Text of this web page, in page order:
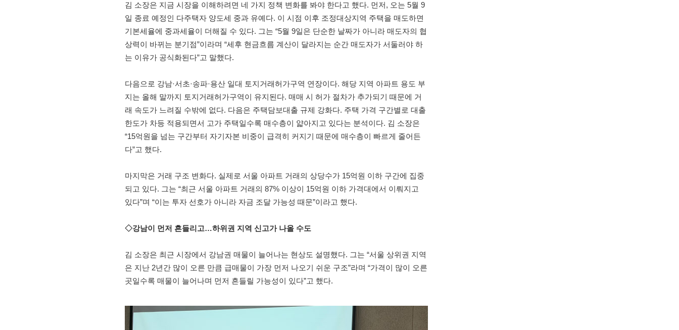
김 소장은 지금 시장을 이해하려면 네 가지 정책 변화를 봐야 한다고 했다. 먼저, 오는 5월 9
일 종료 예정인 다주택자 양도세 중과 유예다. 이 시점 이후 조정대상지역 주택을 매도하면
기본세율에 중과세율이 더해질 수 있다. 그는 “5월 9일은 단순한 날짜가 아니라 매도자의 협
상력이 바뀌는 분기점”이라며 “세후 현금흐름 계산이 달라지는 순간 매도자가 서둘러야 하
는 이유가 공식화된다”고 말했다.
다음으로 강남·서초·송파·용산 일대 토지거래허가구역 연장이다. 해당 지역 아파트 용도 부
지는 올해 말까지 토지거래허가구역이 유지된다. 매매 시 허가 절차가 추가되기 때문에 거
래 속도가 느려질 수밖에 없다. 다음은 주택담보대출 규제 강화다. 주택 가격 구간별로 대출
한도가 차등 적용되면서 고가 주택일수록 매수층이 얇아지고 있다는 분석이다. 김 소장은
“15억원을 넘는 구간부터 자기자본 비중이 급격히 커지기 때문에 매수층이 빠르게 줄어든
다”고 했다.
마지막은 거래 구조 변화다. 실제로 서울 아파트 거래의 상당수가 15억원 이하 구간에 집중
되고 있다. 그는 “최근 서울 아파트 거래의 87% 이상이 15억원 이하 가격대에서 이뤄지고
있다”며 “이는 투자 선호가 아니라 자금 조달 가능성 때문”이라고 했다.
◇강남이 먼저 흔들리고…하위권 지역 신고가 나올 수도
김 소장은 최근 시장에서 강남권 매물이 늘어나는 현상도 설명했다. 그는 “서울 상위권 지역
은 지난 2년간 많이 오른 만큼 급매물이 가장 먼저 나오기 쉬운 구조”라며 “가격이 많이 오른
곳일수록 매물이 늘어나며 먼저 흔들릴 가능성이 있다”고 했다.